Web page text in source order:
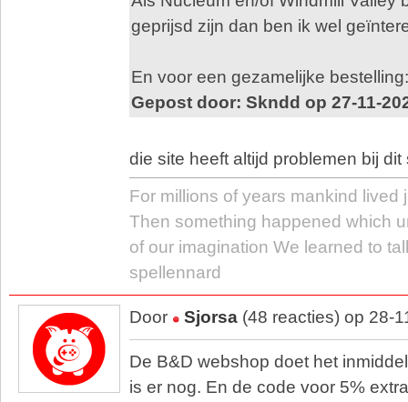
geprijsd zijn dan ben ik wel
En voor een gezamelijke
Gepost door: Skndd op 27-11-
die site heeft altijd problemen bij
For millions of years mankind lived
Then something happened which
of our imagination We learned to
spellennard
Door Sjorsa (48 reacties) op 28-
De B&D webshop doet het
is er nog. En de code voor 5%